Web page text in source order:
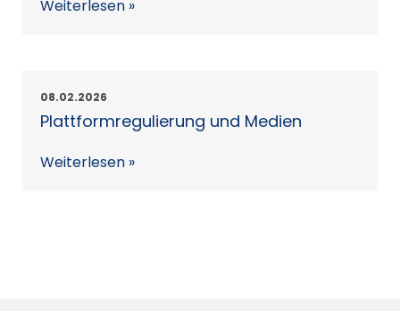
Weiterlesen »
08.02.2026
Plattformregulierung und Medien
Weiterlesen »